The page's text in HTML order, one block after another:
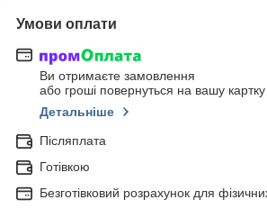
Умови оплати
Ви отримаєте замовлення
або гроші повернуться на вашу картку
Детальніше
Післяплата
Готівкою
Безготівковий розрахунок для